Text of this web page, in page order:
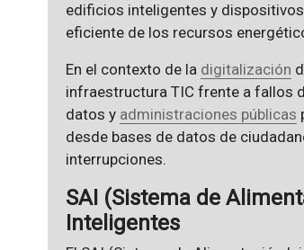
edificios inteligentes y
eficiente de los recursos
En el contexto de la digitalización
infraestructura TIC frente a fallos
datos y administraciones públicas
desde bases de datos de
interrupciones.
SAI (Sistema de
Inteligentes